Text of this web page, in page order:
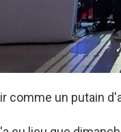
comme un putain